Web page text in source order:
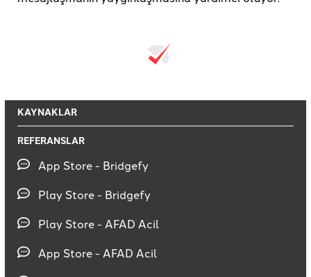
KAYNAKLAR
REFERANSLAR
App Store - Bridgefy
Play Store - Bridgefy
Play Store - AFAD Acil
App Store - AFAD Acil